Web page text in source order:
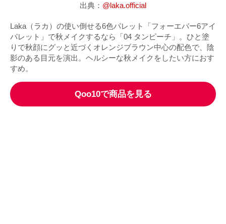
出典： @laka.official
Laka（ラカ）の使い倒せる6色パレット「フォーエバー6アイ
パレット」で秋メイクするなら「04 タンピーチ」。ひと塗
りで秋顔にグッと近づくオレンジブラウン中心の配色で、陰
影のある目元を演出。ヘルシーな秋メイクをしたい方におす
すめ。
Qoo10で商品を見る